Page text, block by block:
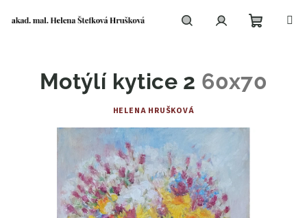
košík
Motýlí kytice 2 60x70
HELENA HRUŠKOVÁ